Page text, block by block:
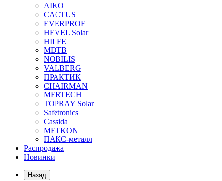
AIKO
CACTUS
EVERPROF
HEVEL Solar
HILFE
MDTB
NOBILIS
VALBERG
ПРАКТИК
CHAIRMAN
MERTECH
TOPRAY Solar
Safetronics
Cassida
METKON
ПАКС-металл
Распродажа
Новинки
Назад